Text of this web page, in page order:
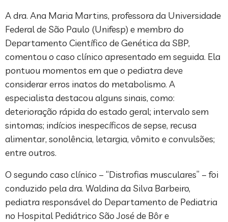
A dra. Ana Maria Martins, professora da Universidade
Federal de São Paulo (Unifesp) e membro do
Departamento Científico de Genética da SBP,
comentou o caso clínico apresentado em seguida. Ela
pontuou momentos em que o pediatra deve
considerar erros inatos do metabolismo. A
especialista destacou alguns sinais, como:
deterioração rápida do estado geral; intervalo sem
sintomas; indícios inespecíficos de sepse, recusa
alimentar, sonolência, letargia, vômito e convulsões;
entre outros.
O segundo caso clínico – “Distrofias musculares” – foi
conduzido pela dra. Waldina da Silva Barbeiro,
pediatra responsável do Departamento de Pediatria
no Hospital Pediátrico São José de Bôr e